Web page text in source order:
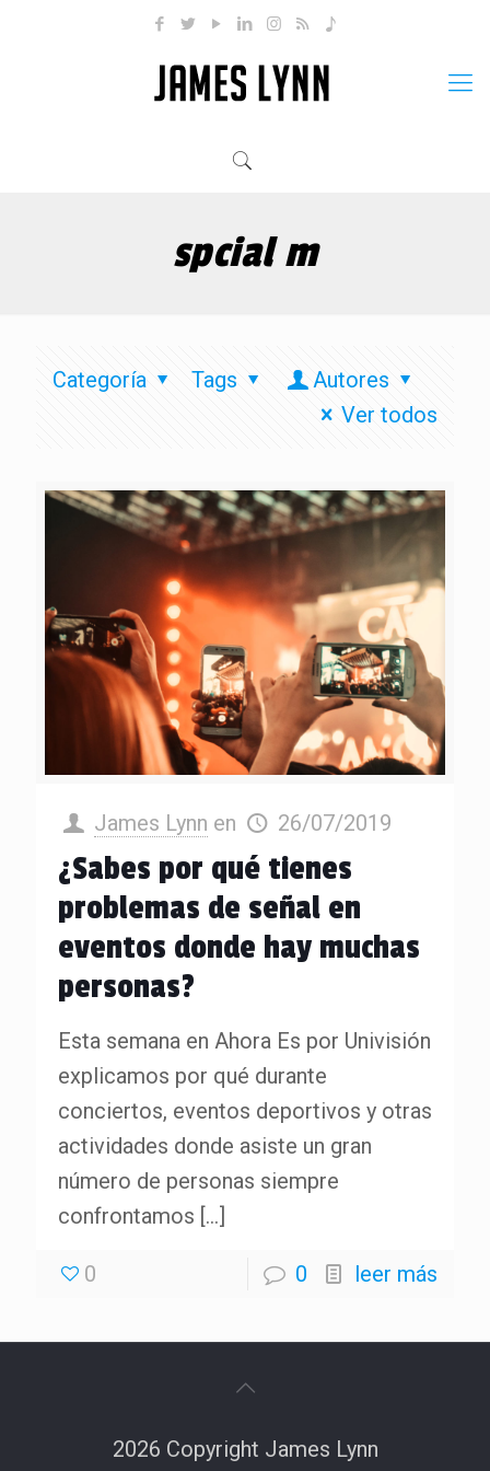
spcial m
Categoría Tags
Autores
Ver todos
James Lynn en 26/07/2019
¿Sabes por qué tienes
problemas de señal en
eventos donde hay muchas
personas?
Esta semana en Ahora Es por Univisión
explicamos por qué durante
conciertos, eventos deportivos y otras
actividades donde asiste un gran
número de personas siempre
confrontamos […]
0 0 leer más
2026 Copyright James Lynn